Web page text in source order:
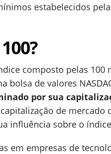
estabelecidos
composto pelas 100
bolsa de valores
por sua
de mercado
influência sobre o
em empresas de